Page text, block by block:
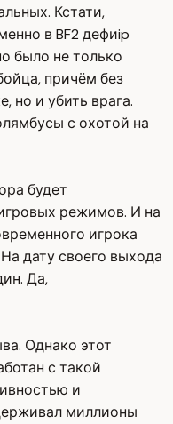
Кстати,
в BF2 дефиip
было не только
причём без
но и убить врага.
с охотой на
будет
режимов. И на
игрока
дату своего выхода
Да,
Однако этот
с такой
и
миллионы